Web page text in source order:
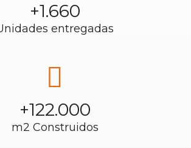
+1.660
entregadas
+122.000
m2 Construidos